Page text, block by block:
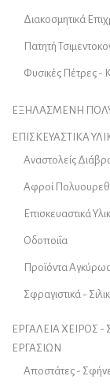
Διακοσμητικά
Πατητή
Φυσικές Πέτρες -
ΕΞΗΛΑΣΜΕΝΗ
ΕΠΙΣΚΕΥΑΣΤΙΚΑ
Αναστολείς
Αφροί
Επισκευαστικά
Οδοποιΐα
Προϊόντα
Σφραγιστικά -
ΕΡΓΑΛΕΙΑ ΧΕΙΡΟΣ
ΕΡΓΑΣΙΩΝ
Αποστάτες -